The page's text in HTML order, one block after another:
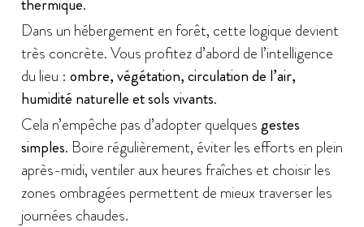
Dans un hébergement en forêt, cette logique devient
très concrète. Vous profitez d’abord de l’intelligence
du lieu : ombre, végétation, circulation de l’air,
humidité naturelle et sols vivants.
Cela n’empêche pas d’adopter quelquesgestes
simples. Boire régulièrement, éviter les efforts en plein
après-midi, ventiler aux heures fraîches et choisir les
zones ombragées permettent de mieux traverser les
journées chaudes.